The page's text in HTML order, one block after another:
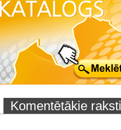
Komentētākie raksti